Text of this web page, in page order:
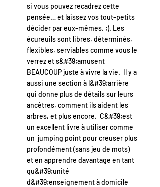
si vous pouvez recadrez cette
pensée… et laissez vos tout-petits
décider par eux-mêmes. ;). Les
écureuils sont libres, déterminés,
flexibles, serviables comme vous le
verrez et s&#39;amusent
BEAUCOUP juste à vivre la vie. Il y a
aussi une section à l&#39;arrière
qui donne plus de détails sur leurs
ancêtres, comment ils aident les
arbres, et plus encore. C&#39;est
un excellent livre à utiliser comme
un jumping point pour creuser plus
profondément (sans jeu de mots)
et en apprendre davantage en tant
qu&#39;unité
d&#39;enseignement à domicile